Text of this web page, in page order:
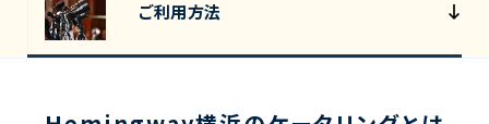
ご利用方法